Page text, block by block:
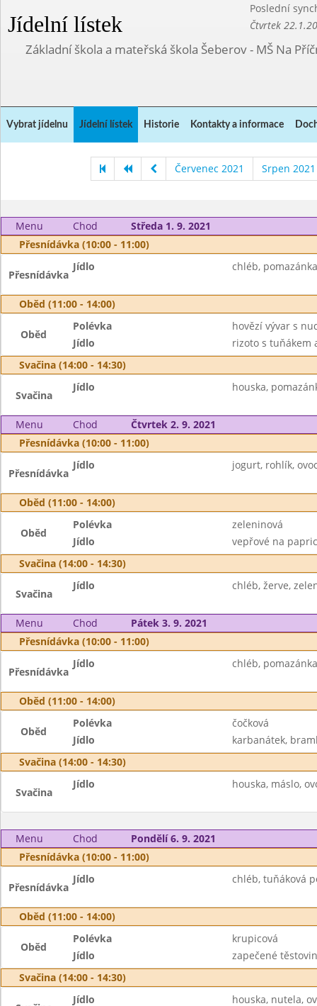
Jídelní lístek
Poslední
Čtvrtek
Základní škola a mateřská škola Šeberov - MŠ Na
Vybrat jídelnu Jídelní lístek Historie Kontakty a informace
Červenec 2021 Srpen 2021
Menu Chod
Středa 1. 9. 2021
Přesnídávka (10:00 - 11:00)
Přesnídávka
Jídlo chléb,
Oběd (11:00 - 14:00)
Oběd
Polévka
hovězí vývar s
Jídlo
rizoto s tuňákem
Svačina (14:00 - 14:30)
Svačina
Jídlo houska,
Menu Chod
Čtvrtek 2. 9. 2021
Přesnídávka (10:00 - 11:00)
Přesnídávka
Jídlo jogurt, rohlík,
Oběd (11:00 - 14:00)
Oběd
Polévka
zeleninová
Jídlo
vepřové na
Svačina (14:00 - 14:30)
Svačina
Jídlo chléb, žerve,
Menu Chod
Pátek 3. 9. 2021
Přesnídávka (10:00 - 11:00)
Přesnídávka
Jídlo chléb,
Oběd (11:00 - 14:00)
Oběd
Polévka
čočková
Jídlo
karbanátek,
Svačina (14:00 - 14:30)
Svačina
Jídlo houska, máslo,
Menu Chod
Pondělí 6. 9. 2021
Přesnídávka (10:00 - 11:00)
Přesnídávka
Jídlo chléb, tuňáková
Oběd (11:00 - 14:00)
Oběd
Polévka
krupicová
Jídlo
zapečené
Svačina (14:00 - 14:30)
Jídlo houska, nutela,